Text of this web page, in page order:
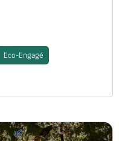
Eco-Engagé